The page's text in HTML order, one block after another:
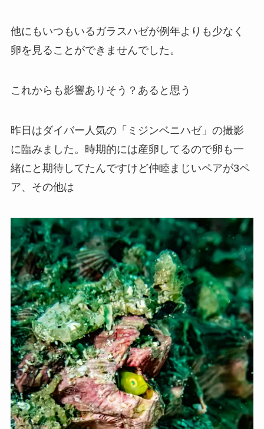
他にもいつもいるガラスハゼが例年よりも少なく
卵を見ることができませんでした。
これからも影響ありそう？あると思う
昨日はダイバー人気の「ミジンベニハゼ」の撮影
に臨みました。時期的には産卵してるので卵も一
緒にと期待してたんですけど仲睦まじいペアが3ペ
ア、その他は